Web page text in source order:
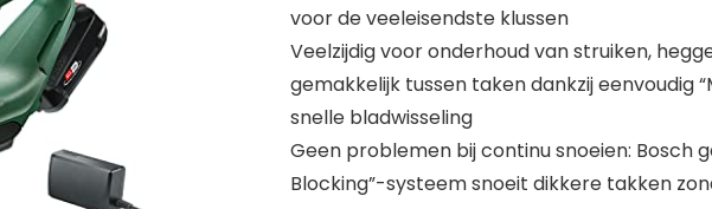
voor de veeleisendste klussen
Veelzijdig voor onderhoud van struiken,
gemakkelijk tussen taken dankzij eenvoudig
snelle bladwisseling
Geen problemen bij continu snoeien: Bosch
Blocking”-systeem snoeit dikkere takken